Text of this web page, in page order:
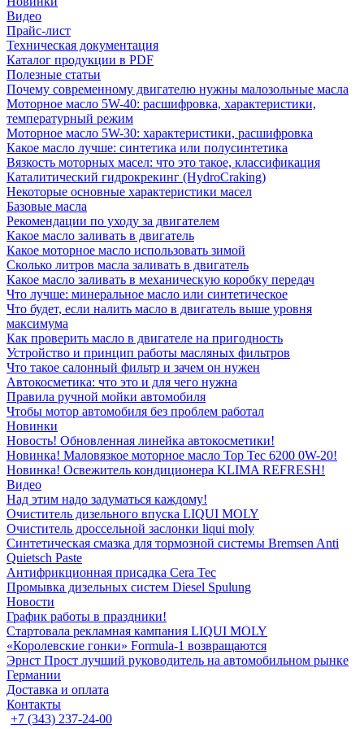
Видео
Прайс-лист
Техническая документация
Каталог продукции в PDF
Полезные статьи
Почему современному двигателю нужны малозольные масла
Моторное масло 5W-40: расшифровка, характеристики,
температурный режим
Моторное масло 5W-30: характеристики, расшифровка
Какое масло лучше: синтетика или полусинтетика
Вязкость моторных масел: что это такое, классификация
Каталитический гидрокрекинг (НydroСraking)
Некоторые основные характеристики масел
Базовые масла
Рекомендации по уходу за двигателем
Какое масло заливать в двигатель
Какое моторное масло использовать зимой
Сколько литров масла заливать в двигатель
Какое масло заливать в механическую коробку передач
Что лучше: минеральное масло или синтетическое
Что будет, если налить масло в двигатель выше уровня
максимума
Как проверить масло в двигателе на пригодность
Устройство и принцип работы масляных фильтров
Что такое салонный фильтр и зачем он нужен
Автокосметика: что это и для чего нужна
Правила ручной мойки автомобиля
Чтобы мотор автомобиля без проблем работал
Новинки
Новость! Обновленная линейка автокосметики!
Новинка! Маловязкое моторное масло Top Tec 6200 0W-20!
Новинка! Освежитель кондиционера KLIMA REFRESH!
Видео
Над этим надо задуматься каждому!
Очиститель дизельного впуска LIQUI MOLY
Очиститель дроссельной заслонки liqui moly
Синтетическая смазка для тормозной системы Bremsen Anti
Quietsch Paste
Антифрикционная присадка Cera Tec
Промывка дизельных систем Diesel Spulung
Новости
График работы в праздники!
Стартовала рекламная кампания LIQUI MOLY
«Королевские гонки» Formula-1 возвращаются
Эрнст Прост лучший руководитель на автомобильном рынке
Германии
Доставка и оплата
Контакты
+7 (343) 237-24-00